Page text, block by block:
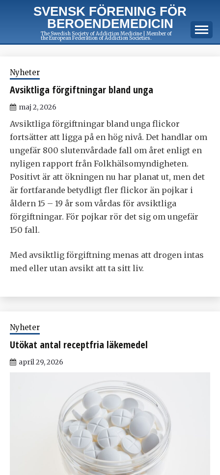
SVENSK FÖRENING FÖR
BEROENDEMEDICIN
The Swedish Society of Addiction Medicine | Member of
the European Federation of Addiction Societies.
Nyheter
Avsiktliga förgiftningar bland unga
maj 2, 2026
Avsiktliga förgiftningar bland unga flickor
fortsätter att ligga på en hög nivå. Det handlar om
ungefär 800 slutenvårdade fall om året enligt en
nyligen rapport från Folkhälsomyndigheten.
Positivt är att ökningen nu har planat ut, men det
är fortfarande betydligt fler flickor än pojkar i
åldern 15 – 19 år som vårdas för avsiktliga
förgiftningar. För pojkar rör det sig om ungefär
150 fall.
Med avsiktlig förgiftning menas att drogen intas
med eller utan avsikt att ta sitt liv.
Nyheter
Utökat antal receptfria läkemedel
april 29, 2026